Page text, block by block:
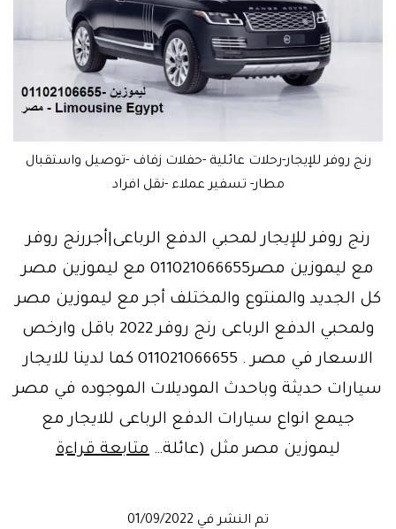
رنج روفر للإيجار-رحلات عائلية -حفلات زفاف -توصيل واستقبال
مطار- تسفير عملاء -نقل افراد
رنج روفر للإيجار لمحبي الدفع الرباعى|أجررنج روفر
مع ليموزين مصر011021066655 مع ليموزين مصر
كل الجديد والمنتوع والمختلف أجر مع ليموزين مصر
ولمحبي الدفع الرباعى رنج روفر 2022 باقل وارخص
الاسعار في مصر . 011021066655 كما لدينا للايجار
سيارات حديثة وباحدث الموديلات الموجوده في مصر
جيمع انواع سيارات الدفع الرباعى للايجار مع
ليموزين مصر مثل (عائلة… متابعة قراءة
تم النشر في 01/09/2022